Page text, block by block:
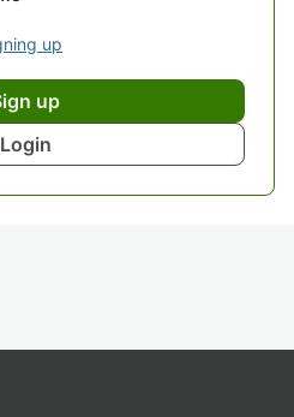
up
up
Login